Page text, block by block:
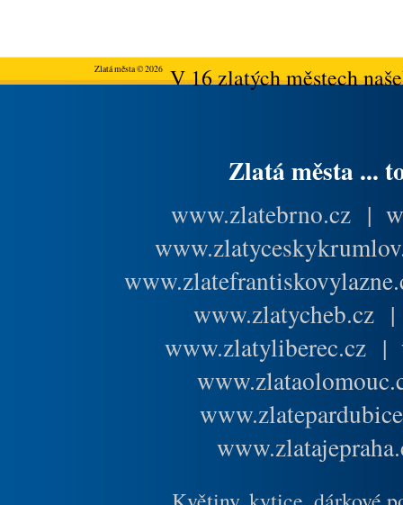
Zlatá města © 2026V 16 zlatých městech
Zlatá města ...
www.zlatebrno.cz |
www.zlatycheb.cz
www.zlatyliberec.cz |